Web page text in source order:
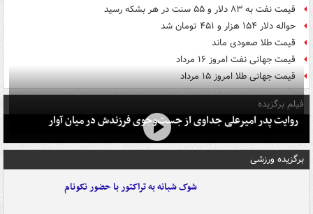
قیمت نفت به ۸۳ دلار و ۵۵ سنت در هر بشکه رسید
حواله دلار ۱۵۴ هزار و ۴۵۱ تومان شد
قیمت طلا صعودی ماند
قیمت جهانی نفت امروز ۱۶ مرداد
قیمت جهانی طلا امروز ۱۵ مرداد
فیلم برگزیده
روایت پدر امیرعلی جداوی از جست‌وجوی فرزندش در میان آوار
برگزیده ورزشی
شوک شبانه به تراکتور با حضور نکونام